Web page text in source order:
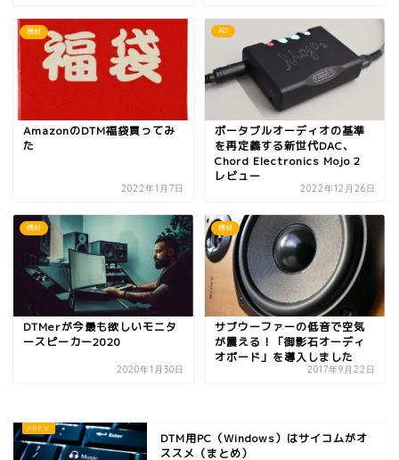
機材
AmazonのDTM福袋買ってみ
た
2022年1月7日
AD
ポータブルオーディオの基準
を再定義する新世代DAC、
Chord Electronics Mojo 2
レビュー
2022年12月26日
機材
DTMerが今最も欲しいモニタ
ースピーカー2020
2020年1月30日
機材
サブウーファーの低音で空気
が震える！「御影石オーディ
オボード」を導入しました
2017年9月22日
DTM用PC（Windows）はサイコムがオ
ススメ（まとめ）